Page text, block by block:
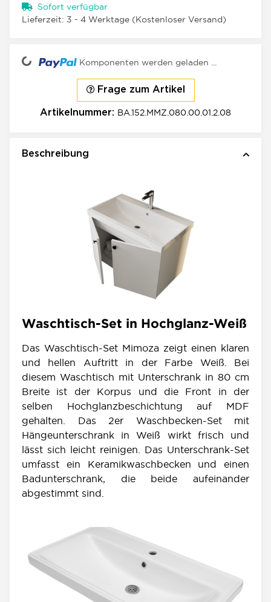
Sofort verfügbar
Lieferzeit: 3 - 4 Werktage (Kostenloser Versand)
Komponenten werden geladen ...
Frage zum Artikel
Artikelnummer: BA.152.MMZ.080.00.01.2.08
Beschreibung
Waschtisch-Set in Hochglanz-Weiß
Das Waschtisch-Set Mimoza zeigt einen klaren
und hellen Auftritt in der Farbe Weiß. Bei
diesem Waschtisch mit Unterschrank in 80 cm
Breite ist der Korpus und die Front in der
selben Hochglanzbeschichtung auf MDF
gehalten. Das 2er Waschbecken-Set mit
Hängeunterschrank in Weiß wirkt frisch und
lässt sich leicht reinigen. Das Unterschrank-Set
umfasst ein Keramikwaschbecken und einen
Badunterschrank, die beide aufeinander
abgestimmt sind.